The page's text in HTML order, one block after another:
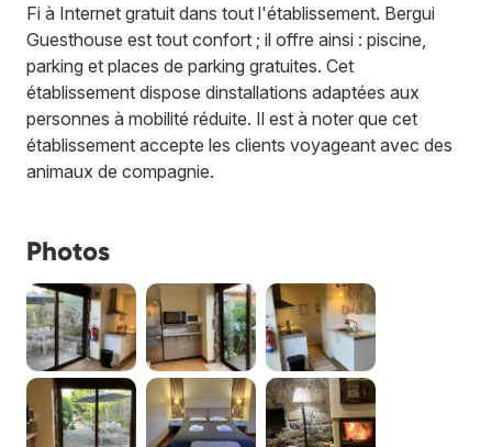
Fi à Internet gratuit dans tout l'établissement. Bergui
Guesthouse est tout confort ; il offre ainsi : piscine,
parking et places de parking gratuites. Cet
établissement dispose dinstallations adaptées aux
personnes à mobilité réduite. Il est à noter que cet
établissement accepte les clients voyageant avec des
animaux de compagnie.
Photos